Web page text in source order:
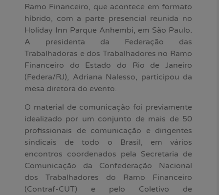
Ramo Financeiro, que acontece em formato
híbrido, com a parte presencial reunida no
Holiday Inn Parque Anhembi, em São Paulo.
A presidenta da Federação das
Trabalhadoras e dos Trabalhadores no Ramo
Financeiro do Estado do Rio de Janeiro
(Federa/RJ), Adriana Nalesso, participou da
mesa diretora do evento.
O material de comunicação foi previamente
idealizado por um conjunto de mais de 50
profissionais de comunicação e dirigentes
sindicais de todo o Brasil, em vários
encontros coordenados pela Secretaria de
Comunicação da Confederação Nacional
dos Trabalhadores do Ramo Financeiro
(Contraf-CUT) e pelo Coletivo de